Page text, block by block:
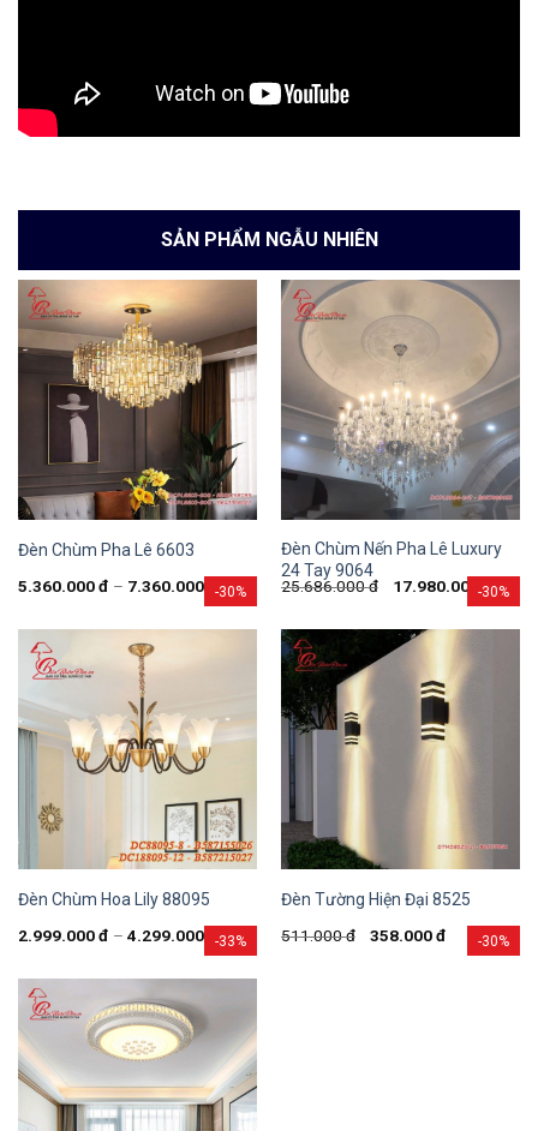
SẢN PHẨM NGẪU NHIÊN
-30%
Đèn Chùm Pha Lê 6603
5.360.000đ – 7.360.000 -30%
Đèn Chùm Nến Pha Lê Luxury
24 Tay 9064
25.686.000đ 17.980.000 đ
-33%
Đèn Chùm Hoa Lily 88095
2.999.000đ – 4.299.000 -30%
Đèn Tường Hiện Đại 8525
511.000đ 358.000đ